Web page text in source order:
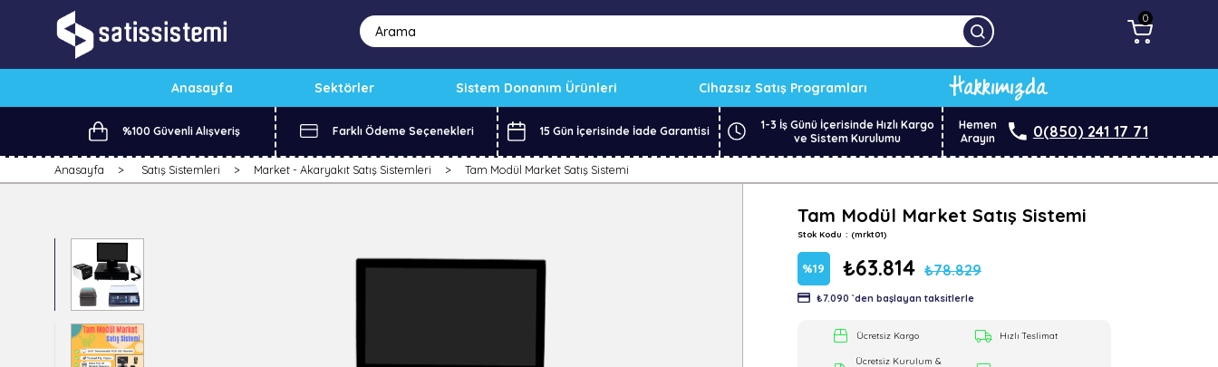
0
Anasayfa Sektörler Sistem Donanım Ürünleri Cihazsız Satış Programları Hakkımızda
%100 Güvenli Alışveriş Farklı Ödeme Seçenekleri 15 Gün İçerisinde İade Garantisi
1-3 İş Günü İçerisinde Hızlı Kargo
ve Sistem Kurulumu
Hemen
Arayın
0(850) 241 17 71
Anasayfa Satış Sistemleri Market - Akaryakıt Satış Sistemleri Tam Modül Market Satış Sistemi
Tam Modül Market Satış Sistemi
Stok Kodu (mrkt01)
%19
İndirim
₺78.829
₺63.814
₺7.090 `den başlayan taksitlerle
Ücretsiz Kargo Hızlı Teslimat
Ücretsiz Kurulum &